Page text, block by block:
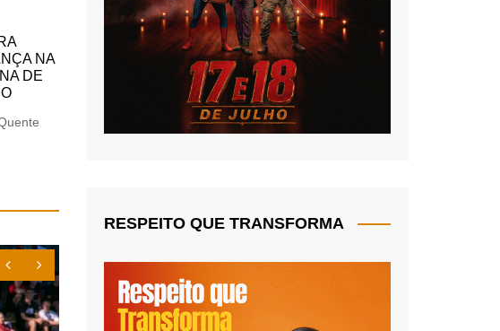
NA
DE
RESPEITO QUE TRANSFORMA